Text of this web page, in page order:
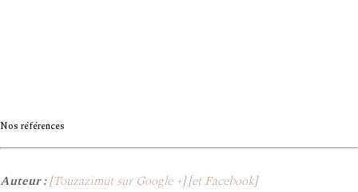
Nos références
Auteur :[Touzazimut sur Google +] [et Facebook]